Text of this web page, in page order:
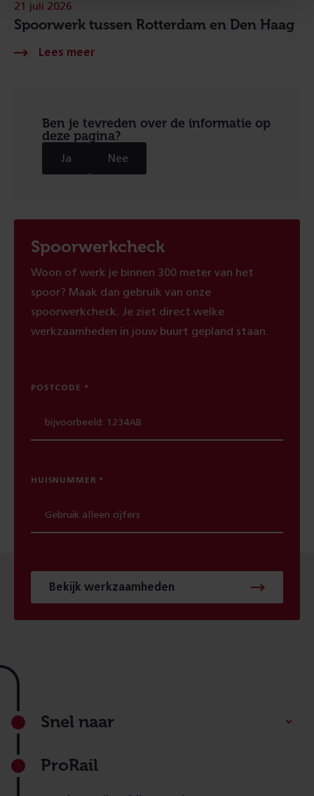
Spoorwerk tussen Rotterdam en Den Haag
21 juli 2026
Ben je tevreden over de informatie op
deze pagina?
Ja Nee
Spoorwerkcheck
Woon of werk je binnen 300 meter van het
spoor? Maak dan gebruik van onze
spoorwerkcheck. Je ziet direct welke
werkzaamheden in jouw buurt gepland staan.
POSTCODE
HUISNUMMER
Bekijk werkzaamheden
Footer
Snel naar
ProRail